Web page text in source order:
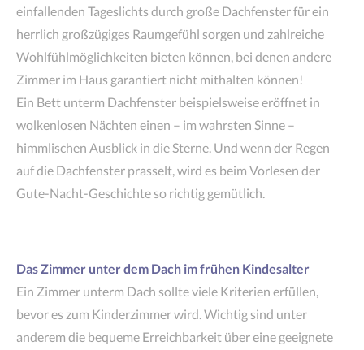
einfallenden Tageslichts durch große Dachfenster für ein
herrlich großzügiges Raumgefühl sorgen und zahlreiche
Wohlfühlmöglichkeiten bieten können, bei denen andere
Zimmer im Haus garantiert nicht mithalten können!
Ein Bett unterm Dachfenster beispielsweise eröffnet in
wolkenlosen Nächten einen – im wahrsten Sinne –
himmlischen Ausblick in die Sterne. Und wenn der Regen
auf die Dachfenster prasselt, wird es beim Vorlesen der
Gute-Nacht-Geschichte so richtig gemütlich.
Das Zimmer unter dem Dach im frühen Kindesalter
Ein Zimmer unterm Dach sollte viele Kriterien erfüllen,
bevor es zum Kinderzimmer wird. Wichtig sind unter
anderem die bequeme Erreichbarkeit über eine geeignete